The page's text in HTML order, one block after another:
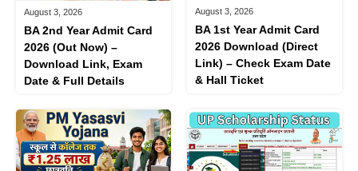
August 3, 2026
BA 2nd Year Admit Card
2026 (Out Now) –
Download Link, Exam
Date & Full Details
August 3, 2026
BA 1st Year Admit Card
2026 Download (Direct
Link) – Check Exam Date
& Hall Ticket